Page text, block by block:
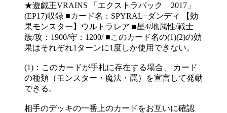
★遊戯王VRAINS 「エクストラパック 2017」
(EP17)収録 ■カード名：SPYRAL−ダンディ 【効
果モンスター】ウルトラレア ■星4/地属性/戦士
族/攻：1900/守：1200/ ■このカード名の(1)(2)の効
果はそれぞれ1ターンに1度しか使用できない。
(1)：このカードが手札に存在する場合、 カード
の種類（モンスター・魔法・罠）を宣言して発動
できる。
相手のデッキの一番上のカードをお互いに確認